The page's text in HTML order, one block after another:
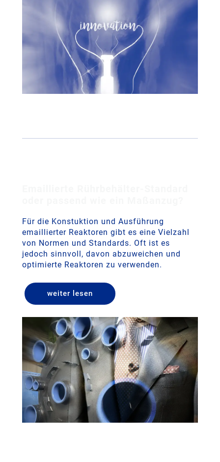
Für die Konstuktion und Ausführung
emaillierter Reaktoren gibt es eine Vielzahl
von Normen und Standards. Oft ist es
jedoch sinnvoll, davon abzuweichen und
optimierte Reaktoren zu verwenden.
weiter lesen